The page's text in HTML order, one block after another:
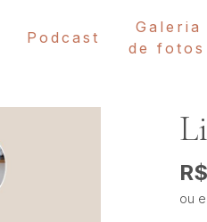
Podcast
Galeria
de fotos
R$
ou